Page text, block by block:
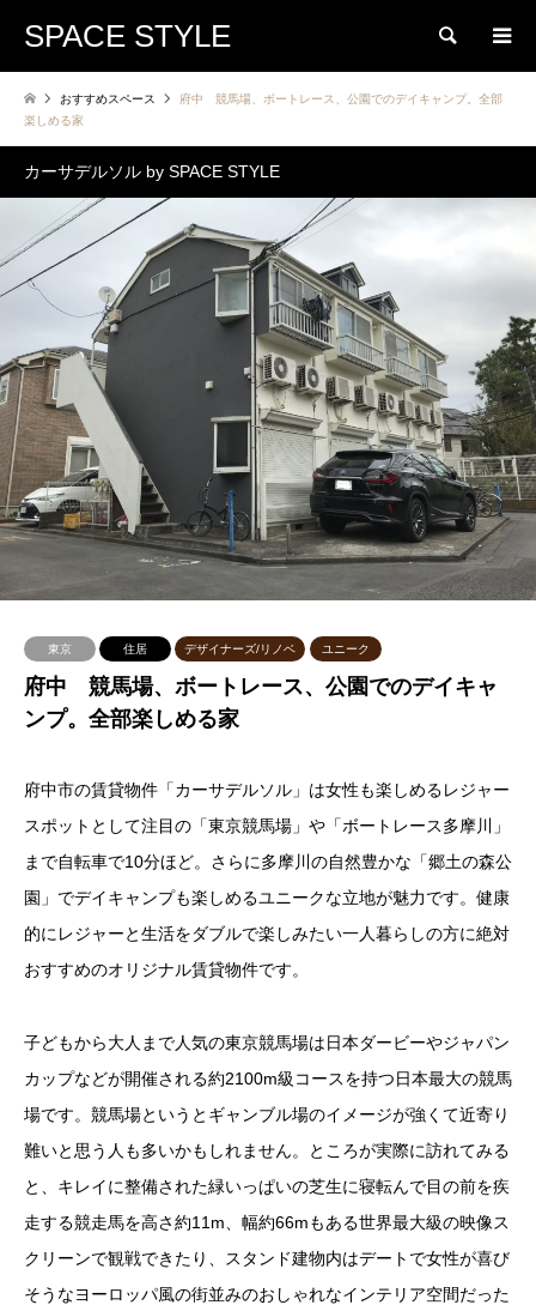
SPACE STYLE 検索
おすすめスペース
府中 競馬場、ボートレース、公園でのデイキャンプ。全部
楽しめる家
カーサデルソル by SPACE STYLE
東京 住居 デザイナーズ/リノベ ユニーク
府中 競馬場、ボートレース、公園でのデイキャ
ンプ。全部楽しめる家
府中市の賃貸物件「カーサデルソル」は女性も楽しめるレジャー
スポットとして注目の「東京競馬場」や「ボートレース多摩川」
まで自転車で10分ほど。さらに多摩川の自然豊かな「郷土の森公
園」でデイキャンプも楽しめるユニークな立地が魅力です。健康
的にレジャーと生活をダブルで楽しみたい一人暮らしの方に絶対
おすすめのオリジナル賃貸物件です。
子どもから大人まで人気の東京競馬場は日本ダービーやジャパン
カップなどが開催される約2100m級コースを持つ日本最大の競馬
場です。競馬場というとギャンブル場のイメージが強くて近寄り
難いと思う人も多いかもしれません。ところが実際に訪れてみる
と、キレイに整備された緑いっぱいの芝生に寝転んで目の前を疾
走する競走馬を高さ約11m、幅約66mもある世界最大級の映像ス
クリーンで観戦できたり、スタンド建物内はデートで女性が喜び
そうなヨーロッパ風の街並みのおしゃれなインテリア空間だった